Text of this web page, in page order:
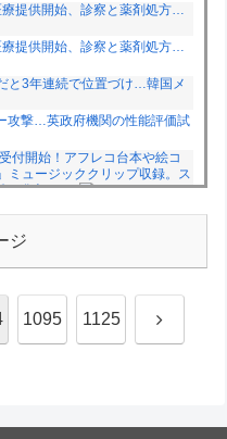
提供開始、診察と薬剤処方…
提供開始、診察と薬剤処方…
と3年連続で位置づけ…韓国メ
攻撃…英政府機関の性能評価試
付開始！アフレコ台本や絵コ
ミュージッククリップ収録。ス
も発売！！
【コメント欄まとめます】
験㊲」第242話「遠征選抜試
らく固定記事です】
ジ
1095 1125 次